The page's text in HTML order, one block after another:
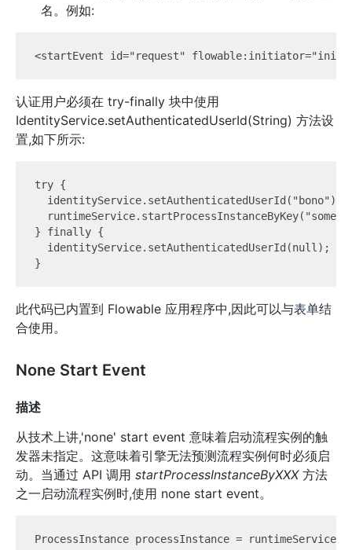
名。例如:
认证用户必须在 try-finally 块中使用
IdentityService.setAuthenticatedUserId(String) 方法设
置,如下所示:
try {
  identityService.setAuthenticatedUserId("bono");
} finally {
  identityService.setAuthenticatedUserId(null);
此代码已内置到 Flowable 应用程序中,因此可以与表单结
合使用。
None Start Event
描述
从技术上讲,'none' start event 意味着启动流程实例的触
发器未指定。这意味着引擎无法预测流程实例何时必须启
动。当通过 API 调用 startProcessInstanceByXXX方法
之一启动流程实例时,使用 none start event。